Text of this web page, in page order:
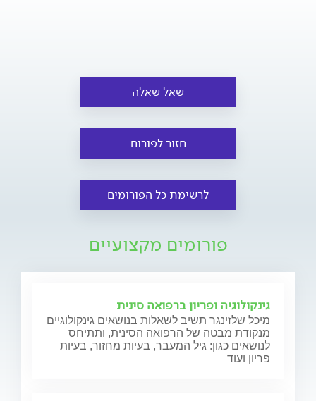
שאל שאלה
חזור לפורום
לרשימת כל הפורומים
פורומים מקצועיים
גינקולוגיה ופריון ברפואה סינית
מיכל שלזינגר תשיב לשאלות בנושאים גינקולוגיים
מנקודת מבטה של הרפואה הסינית, ותתיחס
לנושאים כגון: גיל המעבר, בעיות מחזור, בעיות
פריון ועוד